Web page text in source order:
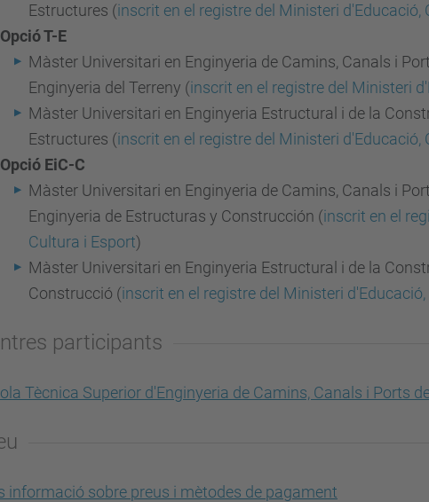
Estructures (inscrit en el registre del Ministeri d'Educació,
Opció T-E
Màster Universitari en Enginyeria de Camins, Canals i
Enginyeria del Terreny (inscrit en el registre del Ministeri
Màster Universitari en Enginyeria Estructural i de la
Estructures (inscrit en el registre del Ministeri d'Educació,
Opció EiC-C
Màster Universitari en Enginyeria de Camins, Canals i
Enginyeria de Estructuras y Construcción (inscrit en el
Cultura i Esport)
Màster Universitari en Enginyeria Estructural i de la
Construcció (inscrit en el registre del Ministeri
participants
Tècnica Superior d'Enginyeria de Camins, Canals i Ports
informació sobre preus i mètodes de pagament